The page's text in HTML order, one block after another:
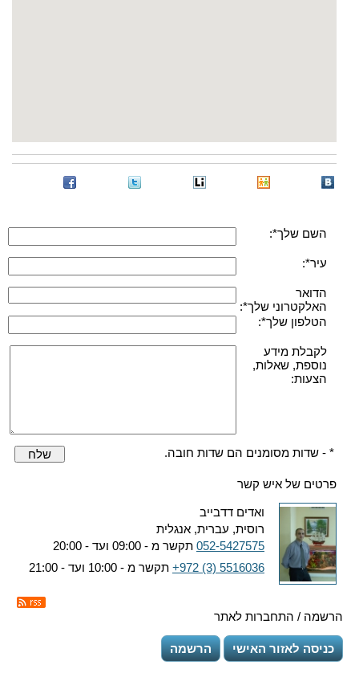
השם שלך*:
עיר*:
הדואר
האלקטרוני שלך*:
הטלפון שלך*:
לקבלת מידע
נוספת, שאלות,
הצעות:
* - שדות מסומנים הם שדות חובה. שלח
פרטים של איש קשר
ואדים דדבייב
רוסית, עברית, אנגלית
052-5427575 תקשר מ - 09:00 ועד - 20:00
+972 (3) 5516036 תקשר מ - 10:00 ועד - 21:00
הרשמה / התחברות לאתר
כניסה לאזור האישי הרשמה